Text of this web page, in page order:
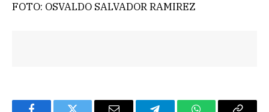
FOTO: OSVALDO SALVADOR RAMIREZ